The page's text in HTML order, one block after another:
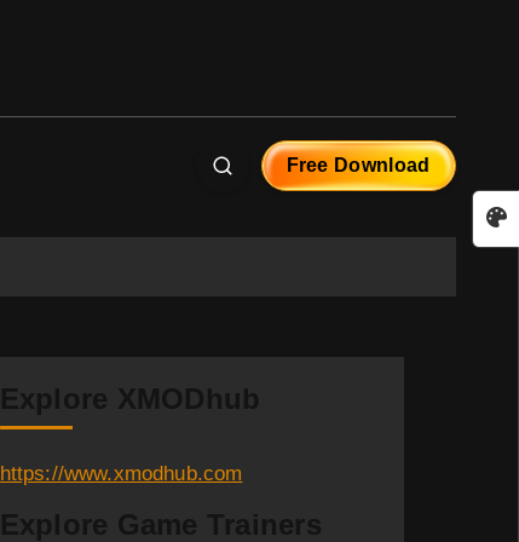
Free Download
Explore XMODhub
https://www.xmodhub.com
Explore Game Trainers